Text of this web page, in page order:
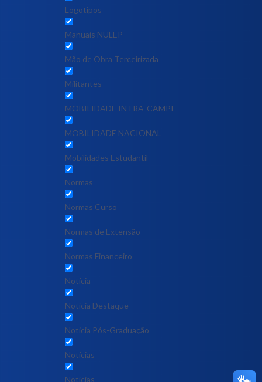
Logotipos
Manuais NULEP
Mão de Obra Terceirizada
Militantes
MOBILIDADE INTRA-CAMPI
MOBILIDADE NACIONAL
Mobilidades Estudantil
Normas
Normas Curso
Normas de Extensão
Normas Financeiro
Notícia
Notícia Destaque
Noticia Pós-Graduação
Notícias
Notícias